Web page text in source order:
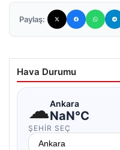
Paylaş:
Hava Durumu
☁Ankara
NaN°C
ŞEHIR SEÇ